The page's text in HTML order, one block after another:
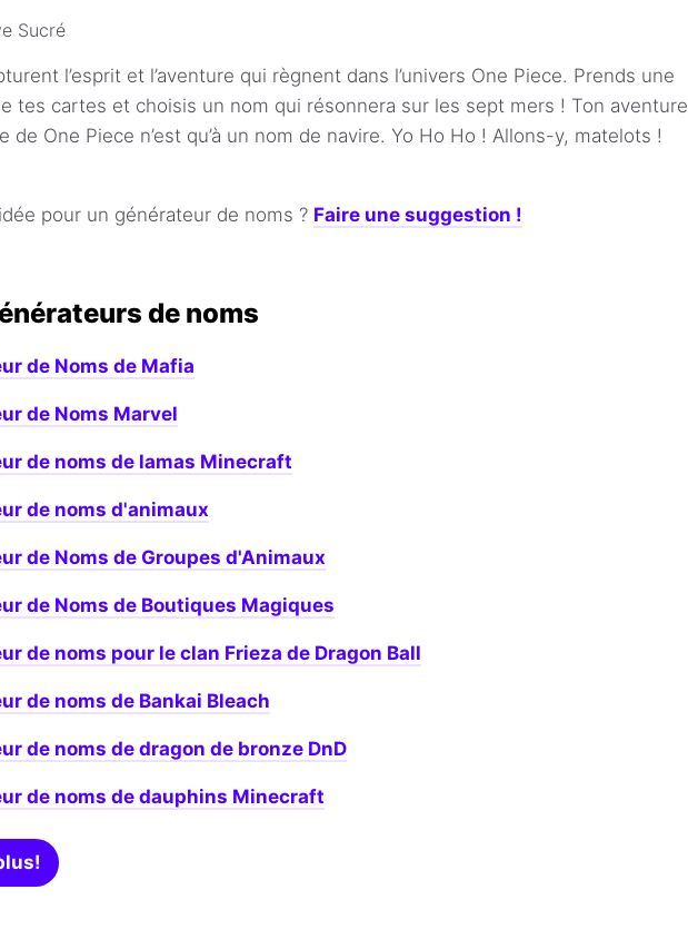
Sucré
l’esprit et l’aventure qui règnent dans l’univers One Piece. Prends une
tes cartes et choisis un nom qui résonnera sur les sept mers ! Ton aventure
de One Piece n’est qu’à un nom de navire. Yo Ho Ho ! Allons-y, matelots !
pour un générateur de noms ? Faire une suggestion !
de noms
de Noms de Mafia
de Noms Marvel
de noms de lamas Minecraft
de noms d'animaux
de Noms de Groupes d'Animaux
de Noms de Boutiques Magiques
de noms pour le clan Frieza de Dragon Ball
de noms de Bankai Bleach
de noms de dragon de bronze DnD
de noms de dauphins Minecraft